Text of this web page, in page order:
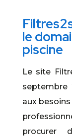
le
piscine
Le site
septembre
aux
procurer